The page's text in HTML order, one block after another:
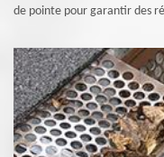
de pointe pour garantir des